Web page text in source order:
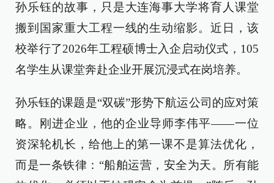
孙乐钰的故事，只是大连海事大学将育人课堂
搬到国家重大工程一线的生动缩影。近日，该
校举行了2026年工程硕博士入企启动仪式，105
名学生从课堂奔赴企业开展沉浸式在岗培养。
孙乐钰的课题是“双碳”形势下航运公司的应对策
略。刚进企业，他的企业导师李伟平——一位
资深轮机长，给他上的第一课不是算法优化，
而是一条铁律：“船舶运营，安全为天。所有能